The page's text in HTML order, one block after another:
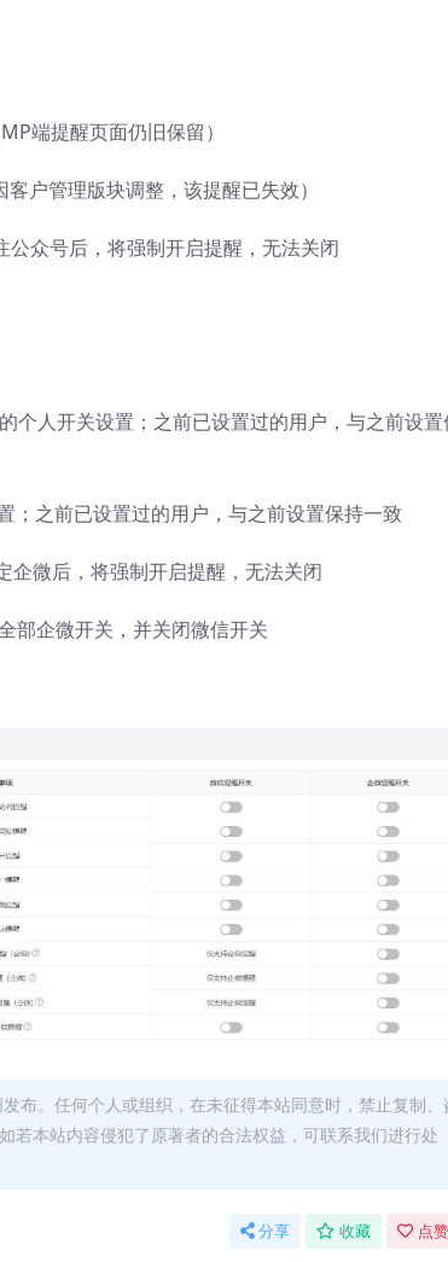
端提醒页面仍旧保留）
户管理版块调整，该提醒已失效）
公众号后，将强制开启提醒，无法关闭
个人开关设置；之前已设置过的用户，与之前设置
；之前已设置过的用户，与之前设置保持一致
企微后，将强制开启提醒，无法关闭
部企微开关，并关闭微信开关
布。任何个人或组织，在未征得本站同意时，禁止复制、
若本站内容侵犯了原著者的合法权益，可联系我们进行处
分享 收藏 点